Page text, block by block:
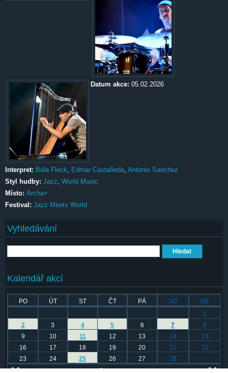
Datum akce: 05.02.2026
Interpret: Béla Fleck Edmar Castañeda Antonio Sanchez
Styl hudby: Jazz World Music
Místo: Archa+
Festival: Jazz Meets World
Vyhledávání
Kalendář akcí
PO ÚT ST ČT PÁ SO
NE
1
2
3 4 5 6 7
8
9
10 11 12 13 14
15
16
17 18 19 20 21
22
23
24 25 26 27 28